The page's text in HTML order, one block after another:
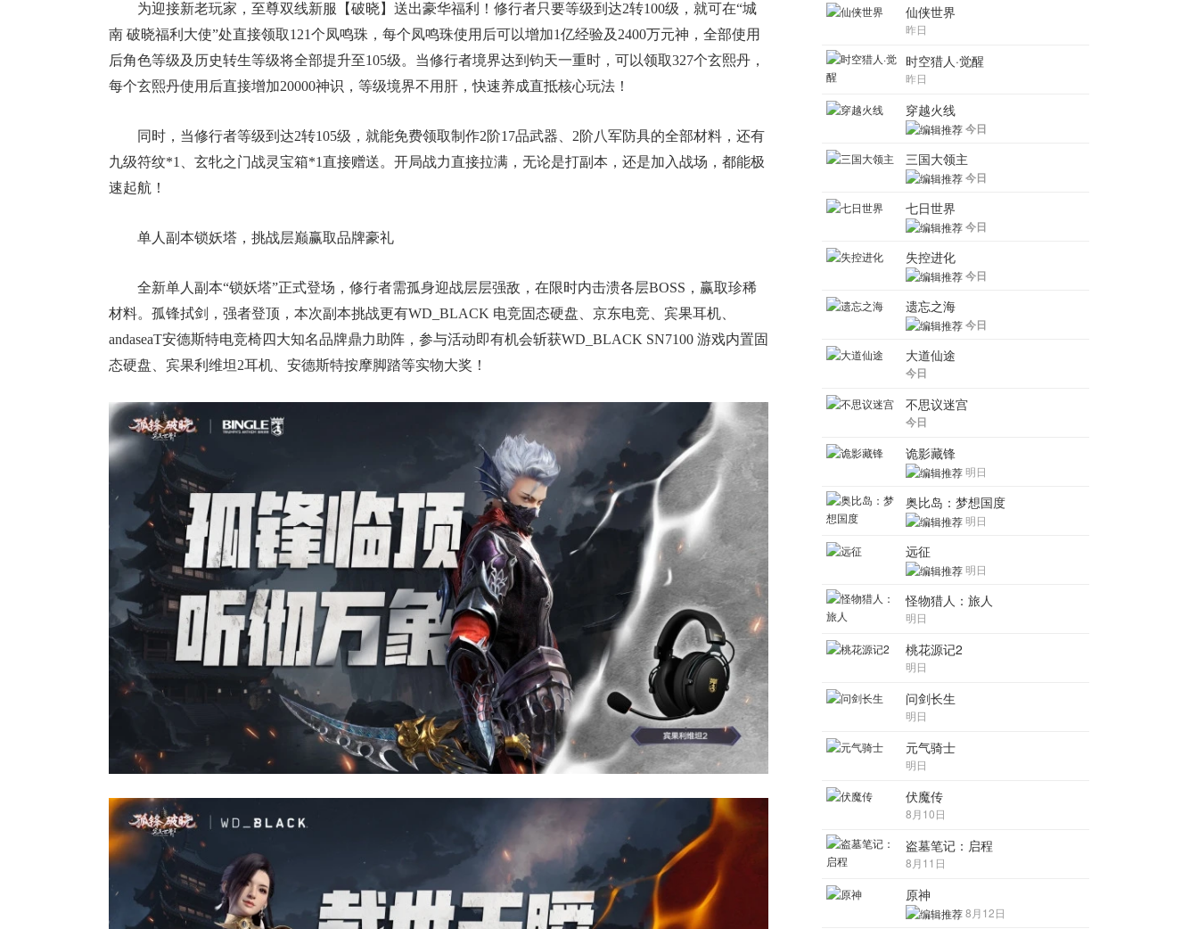
为迎接新老玩家，至尊双线新服【破晓】送出豪华福利！修行者只要等级到达2转100级，就可在“城
南 破晓福利大使”处直接领取121个凤鸣珠，每个凤鸣珠使用后可以增加1亿经验及2400万元神，全部使用
后角色等级及历史转生等级将全部提升至105级。当修行者境界达到钧天一重时，可以领取327个玄熙丹，
每个玄熙丹使用后直接增加20000神识，等级境界不用肝，快速养成直抵核心玩法！
同时，当修行者等级到达2转105级，就能免费领取制作2阶17品武器、2阶八军防具的全部材料，还有
九级符纹*1、玄牝之门战灵宝箱*1直接赠送。开局战力直接拉满，无论是打副本，还是加入战场，都能极
速起航！
单人副本锁妖塔，挑战层巅赢取品牌豪礼
全新单人副本“锁妖塔”正式登场，修行者需孤身迎战层层强敌，在限时内击溃各层BOSS，赢取珍稀
材料。孤锋拭剑，强者登顶，本次副本挑战更有WD_BLACK 电竞固态硬盘、京东电竞、宾果耳机、
andaseaT安德斯特电竞椅四大知名品牌鼎力助阵，参与活动即有机会斩获WD_BLACK SN7100 游戏内置固
态硬盘、宾果利维坦2耳机、安德斯特按摩脚踏等实物大奖！
仙侠世界
昨日
时空猎人·觉醒
昨日
穿越火线
今日
三国大领主
今日
七日世界
今日
失控进化
今日
遗忘之海
今日
大道仙途
今日
不思议迷宫
今日
诡影藏锋
明日
奥比岛：梦想国度
明日
远征
明日
怪物猎人：旅人
明日
桃花源记2
明日
问剑长生
明日
元气骑士
明日
伏魔传
8月10日
盗墓笔记：启程
8月11日
原神
8月12日